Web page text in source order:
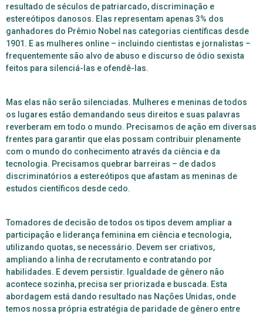
resultado de séculos de patriarcado, discriminação e
estereótipos danosos. Elas representam apenas 3% dos
ganhadores do Prêmio Nobel nas categorias científicas desde
1901. E as mulheres online – incluindo cientistas e jornalistas –
frequentemente são alvo de abuso e discurso de ódio sexista
feitos para silenciá-las e ofendê-las.
Mas elas não serão silenciadas. Mulheres e meninas de todos
os lugares estão demandando seus direitos e suas palavras
reverberam em todo o mundo. Precisamos de ação em diversas
frentes para garantir que elas possam contribuir plenamente
com o mundo do conhecimento através da ciência e da
tecnologia. Precisamos quebrar barreiras – de dados
discriminatórios a estereótipos que afastam as meninas de
estudos científicos desde cedo.
Tomadores de decisão de todos os tipos devem ampliar a
participação e liderança feminina em ciência e tecnologia,
utilizando quotas, se necessário. Devem ser criativos,
ampliando a linha de recrutamento e contratando por
habilidades. E devem persistir. Igualdade de gênero não
acontece sozinha, precisa ser priorizada e buscada. Esta
abordagem está dando resultado nas Nações Unidas, onde
temos nossa própria estratégia de paridade de gênero entre